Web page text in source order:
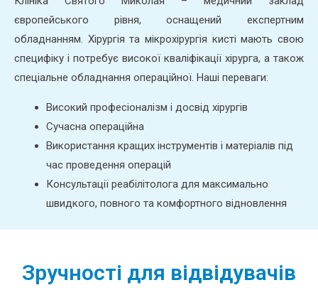
європейського рівня, оснащений експертним
обладнанням. Хірургія та мікрохірургія кисті мають свою
специфіку і потребує високої кваліфікації хірурга, а також
спеціальне обладнання операційної. Наші переваги:
Високий професіоналізм і досвід хірургів
Сучасна операційна
Використання кращих інструментів і матеріалів під
час проведення операцій
Консультації реабілітолога для максимально
швидкого, повного та комфортного відновлення
Зручності для відвідувачів